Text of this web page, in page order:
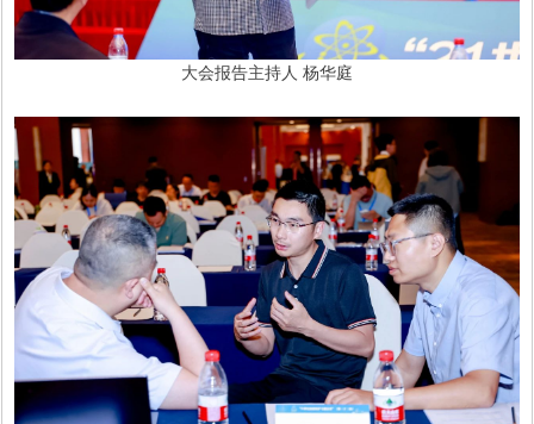
大会报告主持人 杨华庭